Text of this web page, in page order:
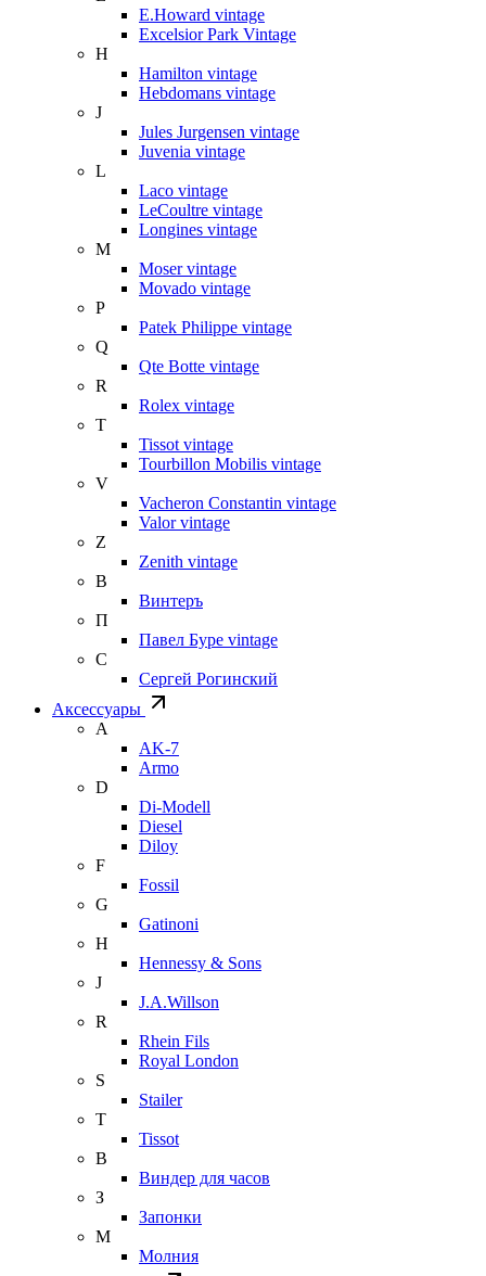
E.Howard vintage
Excelsior Park Vintage
H
Hamilton vintage
Hebdomans vintage
J
Jules Jurgensen vintage
Juvenia vintage
L
Laco vintage
LeCoultre vintage
Longines vintage
M
Moser vintage
Movado vintage
P
Patek Philippe vintage
Q
Qte Botte vintage
R
Rolex vintage
T
Tissot vintage
Tourbillon Mobilis vintage
V
Vacheron Constantin vintage
Valor vintage
Z
Zenith vintage
В
Винтеръ
П
Павел Буре vintage
С
Сергей Рогинский
Аксессуары
A
AK-7
Armo
D
Di-Modell
Diesel
Diloy
F
Fossil
G
Gatinoni
H
Hennessy & Sons
J
J.A.Willson
R
Rhein Fils
Royal London
S
Stailer
T
Tissot
В
Виндер для часов
З
Запонки
М
Молния